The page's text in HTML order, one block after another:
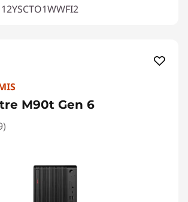
12YSCTO1WWFI2
M90t Gen 6